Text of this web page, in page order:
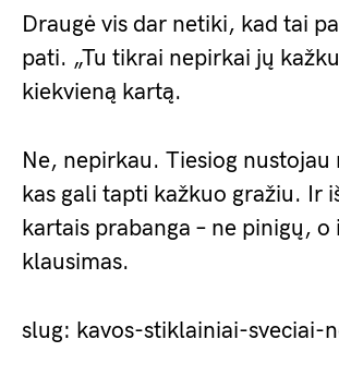
Draugė vis dar netiki, kad tai
pati. „Tu tikrai nepirkai jų
kiekvieną kartą.
Ne, nepirkau. Tiesiog nustojau
kas gali tapti kažkuo gražiu. Ir
kartais prabanga – ne pinigų, o
klausimas.
slug: kavos-stiklainiai-sveciai-